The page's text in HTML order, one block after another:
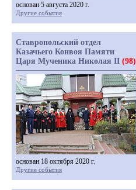
основан 5 августа 2020 г.
Другие события
Ставропольский отдел
Казачьего Конвоя Памяти
Царя Мученика Николая II (98)
основан 18 октября 2020 г.
Другие события